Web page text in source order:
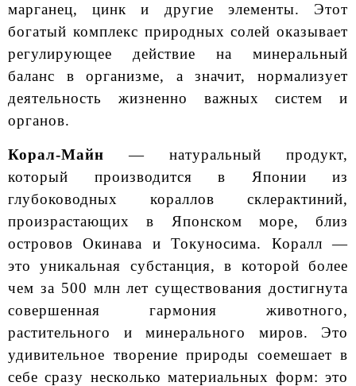
марганец, цинк и другие элементы. Этот
богатый комплекс природных солей оказывает
регулирующее действие на минеральный
баланс в организме, а значит, нормализует
деятельность жизненно важных систем и
органов.
Корал-Майн — натуральный продукт,
который производится в Японии из
глубоководных кораллов склерактиний,
произрастающих в Японском море, близ
островов Окинава и Токуносима. Коралл —
это уникальная субстанция, в которой более
чем за 500 млн лет существования достигнута
совершенная гармония животного,
растительного и минерального миров. Это
удивительное творение природы соемешает в
себе сразу несколько материальных форм: это